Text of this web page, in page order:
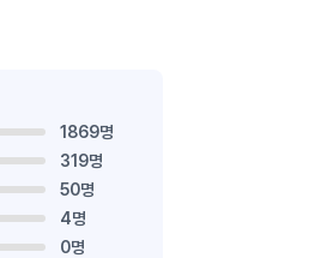
1869명
319명
50명
4명
0명